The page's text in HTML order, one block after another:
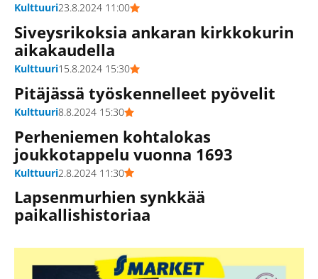
Kulttuuri23.8.2024 11:00
Siveysrikoksia ankaran kirkkokurin
aikakaudella
Kulttuuri15.8.2024 15:30
Pitäjässä työskennelleet pyövelit
Kulttuuri8.8.2024 15:30
Perheniemen kohtalokas
joukkotappelu vuonna 1693
Kulttuuri2.8.2024 11:30
Lapsenmurhien synkkää
paikallishistoriaa